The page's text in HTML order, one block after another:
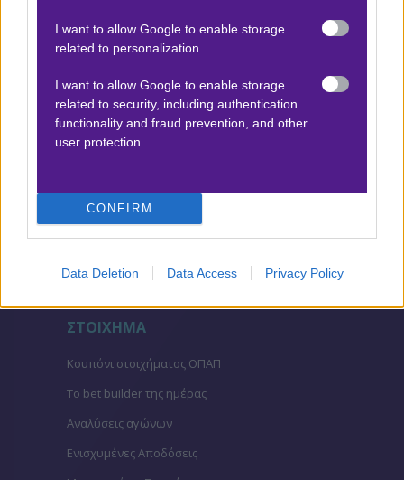
I want to allow Google to enable storage
related to personalization.
I want to allow Google to enable storage
related to security, including authentication
functionality and fraud prevention, and other
user protection.
CONFIRM
Data Deletion Data Access Privacy Policy
ΒΑΘΜΟΛΟΓΙΕΣ
Βαθμολογίες Ελλάδα - Stoiximan
Super league
Βαθμολογίες Aγγλία – Premier league
Βαθμολογίες Ισπανίας- La liga
Βαθμολογίες Ιταλίας- Serie A
ΣΤΟΙΧΗΜΑ
Κουπόνι στοιχήματος ΟΠΑΠ
To bet builder της ημέρας
Αναλύσεις αγώνων
Ενισχυμένες Αποδόσεις